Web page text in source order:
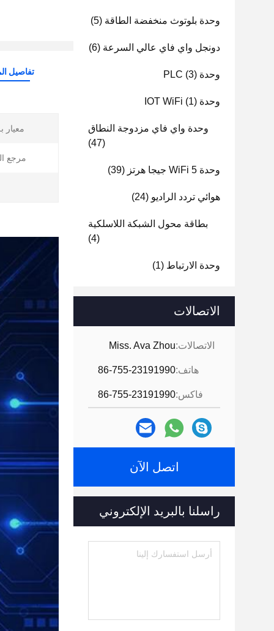
وحدة بلوتوث منخفضة الطاقة (5)
دونجل واي فاي عالي السرعة (6)
وحدة PLC (3)
وحدة IOT WiFi (1)
وحدة واي فاي مزدوجة النطاق
(47)
وحدة WiFi 5 جيجا هرتز (39)
هوائي تردد الراديو (24)
بطاقة محول الشبكة اللاسلكية
(4)
وحدة الارتباط (1)
الاتصالات
الاتصالات:Miss. Ava Zhou
هاتف:86-755-23191990
فاكس:86-755-23191990
اتصل الآن
راسلنا بالبريد الإلكتروني
تفاصيل
معيار
مرجع